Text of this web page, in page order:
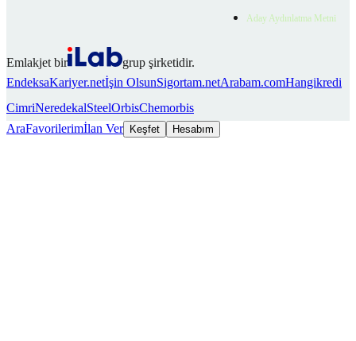
Aday Aydınlatma Metni
Emlakjet bir
grup şirketidir.
EndeksaKariyer.netİşin OlsunSigortam.netArabam.comHangikredi
CimriNeredekalSteelOrbisChemorbis
AraFavorilerimİlan Ver Keşfet Hesabım